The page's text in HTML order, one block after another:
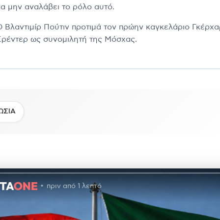
μην αναλάβει το ρόλο αυτό.
Βλαντιμίρ Πούτιν προτιμά τον πρώην καγκελάριο
ως συνομιλητή της Μόσχας.
πριν από 1 λεπτό